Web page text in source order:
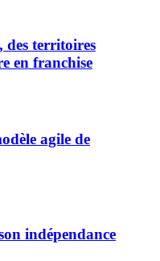
des territoires
en franchise
agile de
indépendance